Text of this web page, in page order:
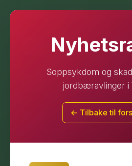
Soppsykdom og
jordbæravlinger i
← Tilbake til